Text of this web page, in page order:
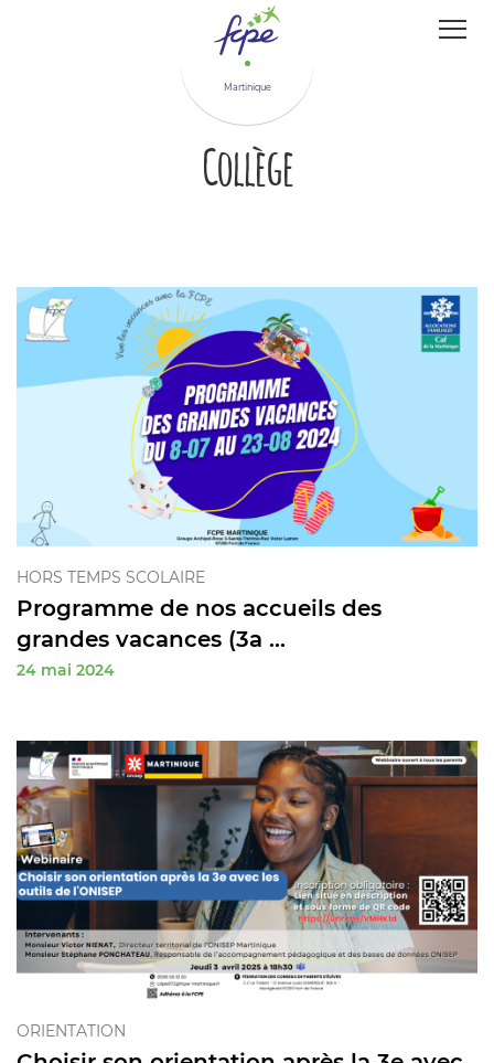
Martinique
Collège
HORS TEMPS SCOLAIRE
Programme de nos accueils des
grandes vacances (3a ...
24 mai 2024
ORIENTATION